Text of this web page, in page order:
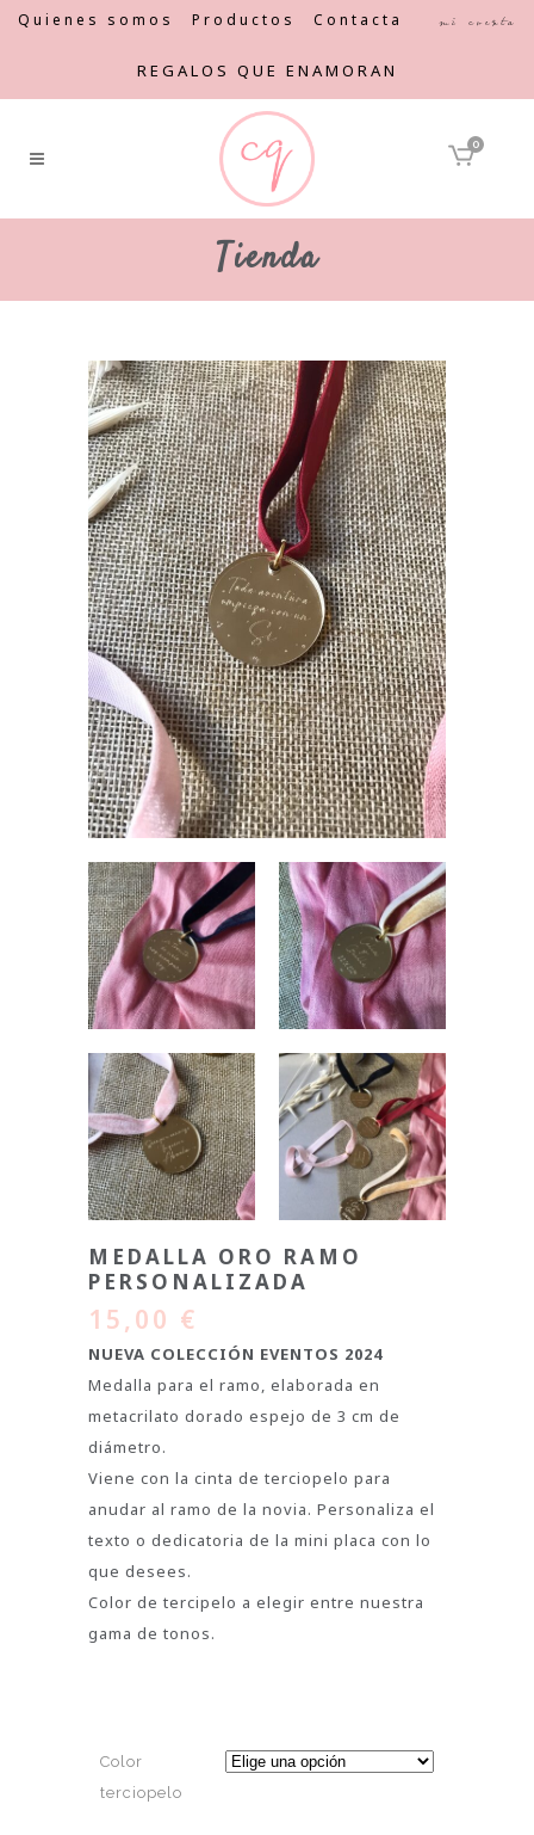
Quienes somos Productos Contacta Mi cuenta
REGALOS QUE ENAMORAN
0
Tienda
MEDALLA ORO RAMO
PERSONALIZADA
15,00 €
NUEVA COLECCIÓN EVENTOS 2024
Medalla para el ramo, elaborada en
metacrilato dorado espejo de 3 cm de
diámetro.
Viene con la cinta de terciopelo para
anudar al ramo de la novia. Personaliza el
texto o dedicatoria de la mini placa con lo
que desees.
Color de tercipelo a elegir entre nuestra
gama de tonos.
Color
terciopelo